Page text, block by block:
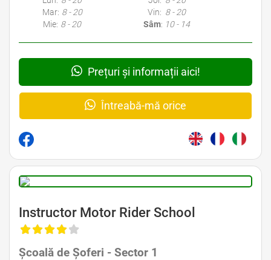
Mar: 8 - 20
Mie: 8 - 20
Vin: 8 - 20
Sâm: 10 - 14
Prețuri și informații aici!
Întreabă-mă orice
Instructor Motor Rider School
Școală de Șoferi - Sector 1